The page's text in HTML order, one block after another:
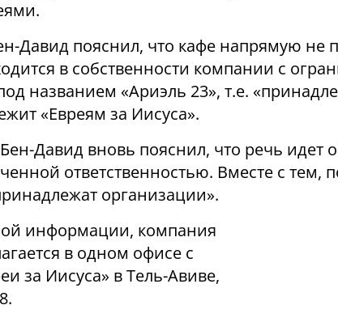
Давид пояснил, что кафе напрямую не
в собственности компании с
названием «Ариэль 23», т.е.
«Евреям за Иисуса».
Давид вновь пояснил, что речь идет
ответственностью. Вместе с тем,
организации».
информации, компания
в одном офисе с
за Иисуса» в Тель-Авиве,